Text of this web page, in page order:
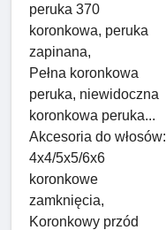
peruka 370
koronkowa, peruka
zapinana,
Pełna koronkowa
peruka, niewidoczna
koronkowa peruka...
Akcesoria do włosów:
4x4/5x5/6x6
koronkowe
zamknięcia,
Koronkowy przód